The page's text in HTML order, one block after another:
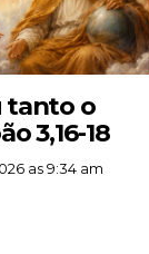
tanto o
3,16-18
as 9:34 am